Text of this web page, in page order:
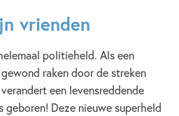
vrienden
politieheld. Als een
raken door de streken
een levensreddende
Deze nieuwe superheld